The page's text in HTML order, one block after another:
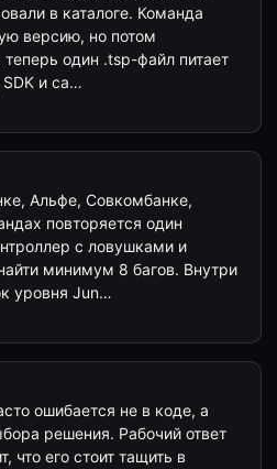
в каталоге. Команда
версию, но потом
один .tsp-файл питает
и са…
Альфе, Совкомбанке,
повторяется один
с ловушками и
минимум 8 багов. Внутри
уровня Jun…
ошибается не в коде, а
решения. Рабочий ответ
что его стоит тащить в